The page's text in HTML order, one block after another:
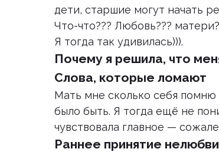
дети, старшие могут начать
Что-что??? Любовь???
Я тогда так удивилась))).
Почему я решила, что
Слова, которые ломают
Мать мне сколько себя
было быть. Я тогда ещё не
чувствовала главное —
Раннее принятие нелюбви